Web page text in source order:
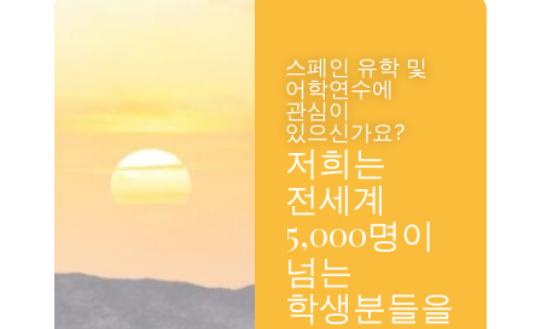
스페인 유학 및
어학연수에
관심이
있으신가요?
저희는
전세계
5,000명이
넘는
학생분들을